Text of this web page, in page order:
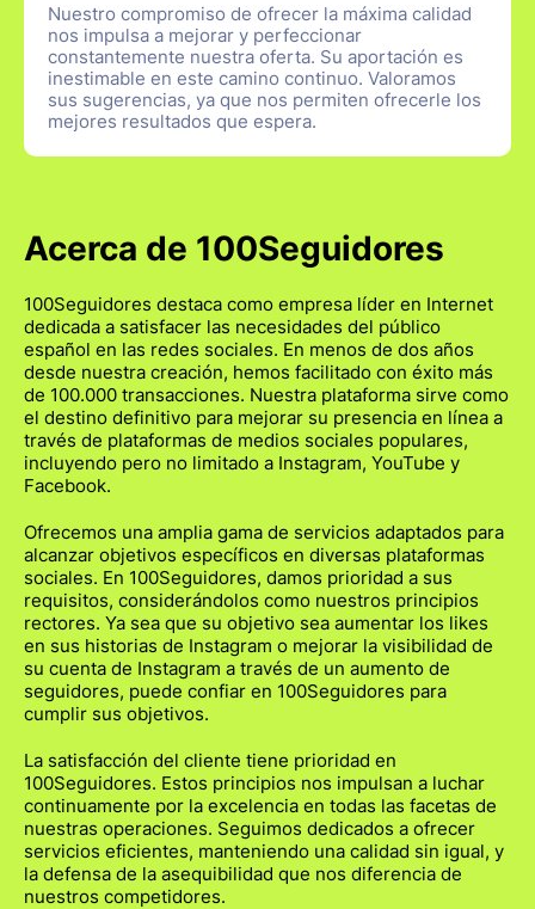
Nuestro compromiso de ofrecer la máxima calidad
nos impulsa a mejorar y perfeccionar
constantemente nuestra oferta. Su aportación es
inestimable en este camino continuo. Valoramos
sus sugerencias, ya que nos permiten ofrecerle los
mejores resultados que espera.
Acerca de 100Seguidores
100Seguidores destaca como empresa líder en Internet
dedicada a satisfacer las necesidades del público
español en las redes sociales. En menos de dos años
desde nuestra creación, hemos facilitado con éxito más
de 100.000 transacciones. Nuestra plataforma sirve como
el destino definitivo para mejorar su presencia en línea a
través de plataformas de medios sociales populares,
incluyendo pero no limitado a Instagram, YouTube y
Facebook.
Ofrecemos una amplia gama de servicios adaptados para
alcanzar objetivos específicos en diversas plataformas
sociales. En 100Seguidores, damos prioridad a sus
requisitos, considerándolos como nuestros principios
rectores. Ya sea que su objetivo sea aumentar los likes
en sus historias de Instagram o mejorar la visibilidad de
su cuenta de Instagram a través de un aumento de
seguidores, puede confiar en 100Seguidores para
cumplir sus objetivos.
La satisfacción del cliente tiene prioridad en
100Seguidores. Estos principios nos impulsan a luchar
continuamente por la excelencia en todas las facetas de
nuestras operaciones. Seguimos dedicados a ofrecer
servicios eficientes, manteniendo una calidad sin igual, y
la defensa de la asequibilidad que nos diferencia de
nuestros competidores.